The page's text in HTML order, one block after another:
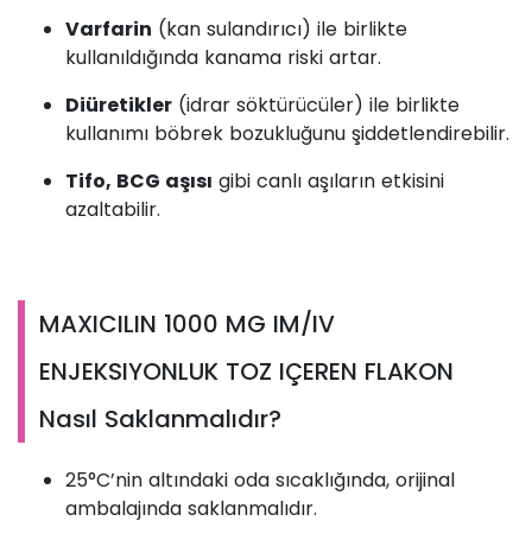
Varfarin (kan sulandırıcı) ile birlikte
kullanıldığında kanama riski artar.
Diüretikler (idrar söktürücüler) ile birlikte
kullanımı böbrek bozukluğunu şiddetlendirebilir.
Tifo, BCG aşısı gibi canlı aşıların etkisini
azaltabilir.
MAXICILIN 1000 MG IM/IV
ENJEKSIYONLUK TOZ IÇEREN FLAKON
Nasıl Saklanmalıdır?
25°C’nin altındaki oda sıcaklığında, orijinal
ambalajında saklanmalıdır.